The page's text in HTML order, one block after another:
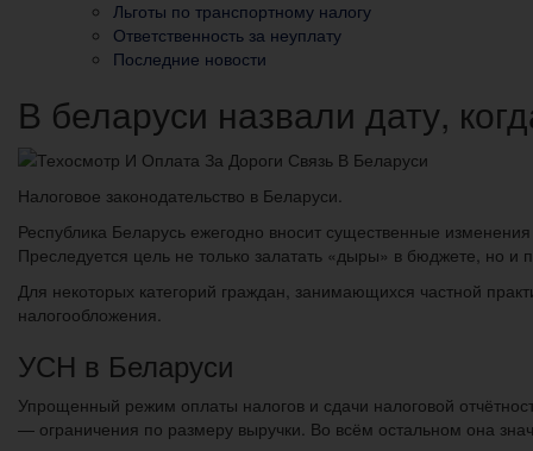
Льготы по транспортному налогу
Ответственность за неуплату
Последние новости
В беларуси назвали дату,
Налоговое законодательство в Беларуси.
Республика Беларусь ежегодно вносит существенные
Преследуется цель не только залатать «дыры» в бюджете, но
Для некоторых категорий граждан, занимающихся частной
налогообложения.
УСН в Беларуси
Упрощенный режим оплаты налогов и сдачи налоговой
— ограничения по размеру выручки. Во всём остальном она